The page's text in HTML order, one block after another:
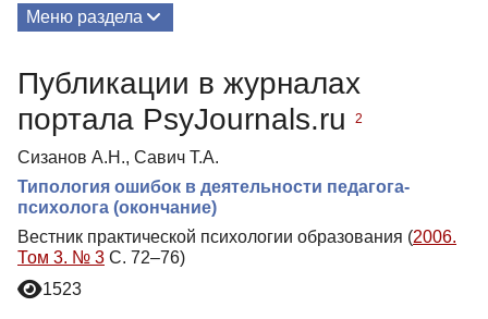
Меню раздела
Биография
Публикации в журналах
портала PsyJournals.ru
2
Сизанов А.Н., Савич Т.А.
Типология ошибок в деятельности педагога-
психолога (окончание)
Вестник практической психологии образования (2006.
Том 3. № 3 С. 72–76)
1523